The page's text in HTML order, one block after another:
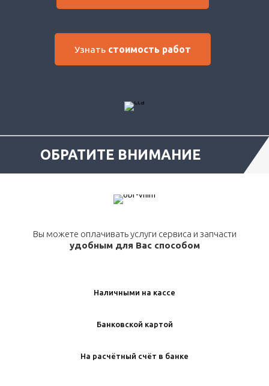
Узнать стоимость работ
ОБРАТИТЕ ВНИМАНИЕ
Вы можете оплачивать услуги сервиса и запчасти
удобным для Вас способом
Наличными на кассе
Банковской картой
На расчётный счёт в банке